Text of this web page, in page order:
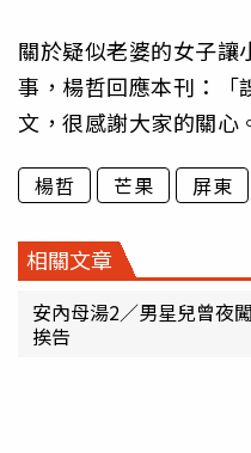
關於疑似老婆的女子讓
事，楊哲回應本刊：「
文，很感謝大家的關心
楊哲 芒果 屏東
相關文章
安內母湯2／男星兒曾夜
挨告